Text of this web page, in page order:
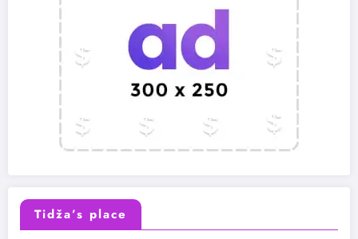
Tidža’s place